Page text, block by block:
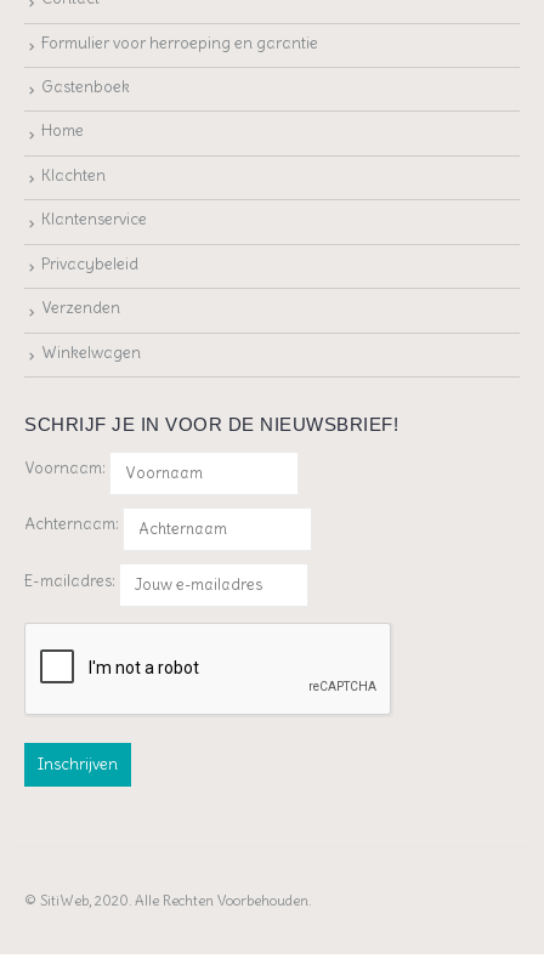
Formulier voor herroeping en garantie
Gastenboek
Home
Klachten
Klantenservice
Privacybeleid
Verzenden
Winkelwagen
SCHRIJF JE IN VOOR DE NIEUWSBRIEF!
Voornaam:
Achternaam:
E-mailadres:
© SitiWeb, 2020. Alle Rechten Voorbehouden.